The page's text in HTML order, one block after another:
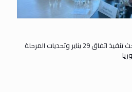
جلسة في البرلمان الألماني تبحث تنفيذ اتفاق 29 يناير وتحديات المرحلة